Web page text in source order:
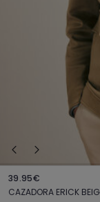
39.95€
CAZADORA ERICK